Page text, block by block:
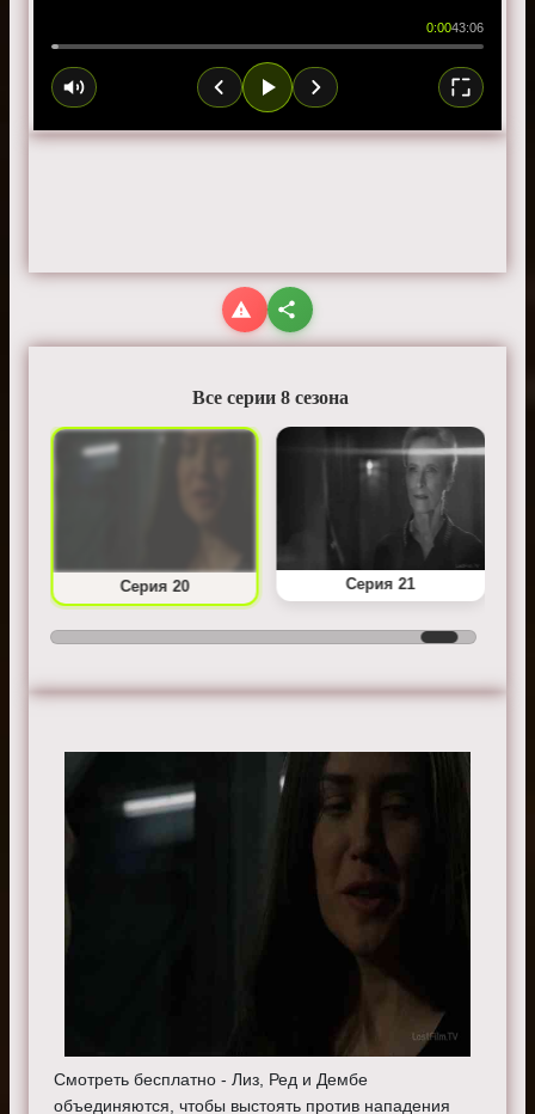
0:0043:06
Все серии 8 сезона
Серия 20 Серия 21
Смотреть бесплатно - Лиз, Ред и Дембе
объединяются, чтобы выстоять против нападения